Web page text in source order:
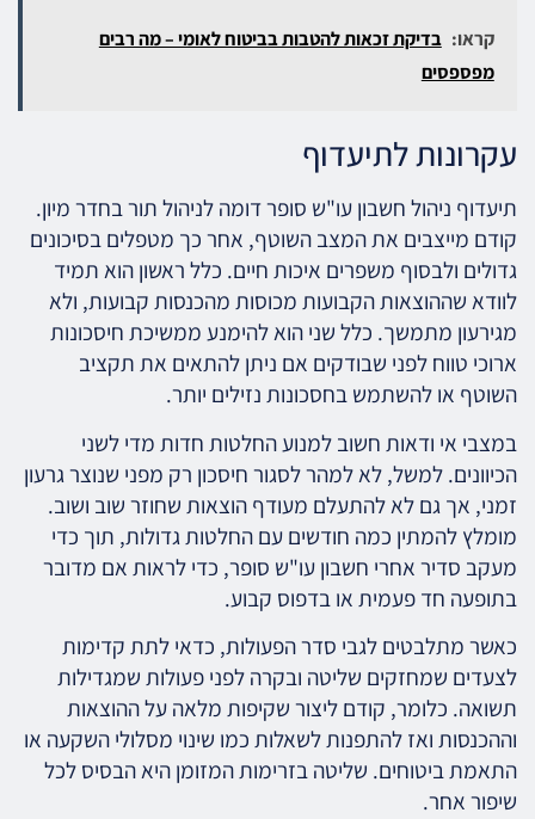
קראו: בדיקת זכאות להטבות בביטוח לאומי – מה רבים
מפספסים
עקרונות לתיעדוף
תיעדוף ניהול חשבון עו"ש סופר דומה לניהול תור בחדר מיון.
קודם מייצבים את המצב השוטף, אחר כך מטפלים בסיכונים
גדולים ולבסוף משפרים איכות חיים. כלל ראשון הוא תמיד
לוודא שההוצאות הקבועות מכוסות מהכנסות קבועות, ולא
מגירעון מתמשך. כלל שני הוא להימנע ממשיכת חיסכונות
ארוכי טווח לפני שבודקים אם ניתן להתאים את תקציב
השוטף או להשתמש בחסכונות נזילים יותר.
במצבי אי ודאות חשוב למנוע החלטות חדות מדי לשני
הכיוונים. למשל, לא למהר לסגור חיסכון רק מפני שנוצר גרעון
זמני, אך גם לא להתעלם מעודף הוצאות שחוזר שוב ושוב.
מומלץ להמתין כמה חודשים עם החלטות גדולות, תוך כדי
מעקב סדיר אחרי חשבון עו"ש סופר, כדי לראות אם מדובר
בתופעה חד פעמית או בדפוס קבוע.
כאשר מתלבטים לגבי סדר הפעולות, כדאי לתת קדימות
לצעדים שמחזקים שליטה ובקרה לפני פעולות שמגדילות
תשואה. כלומר, קודם ליצור שקיפות מלאה על ההוצאות
וההכנסות ואז להתפנות לשאלות כמו שינוי מסלולי השקעה או
התאמת ביטוחים. שליטה בזרימות המזומן היא הבסיס לכל
שיפור אחר.